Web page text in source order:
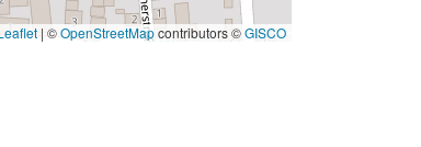
| ©OpenStreetMapcontributors ©GISCO